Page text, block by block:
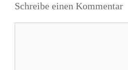
Schreibe einen Kommentar